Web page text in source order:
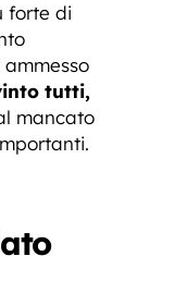
forte di
tutti,
mancato